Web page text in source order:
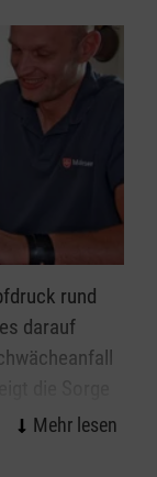
rund
darauf
im Alltag. Wie